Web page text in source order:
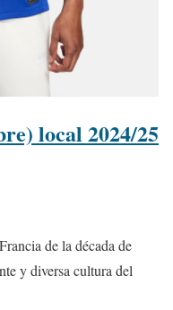
local 2024/25
de la década de
y diversa cultura del